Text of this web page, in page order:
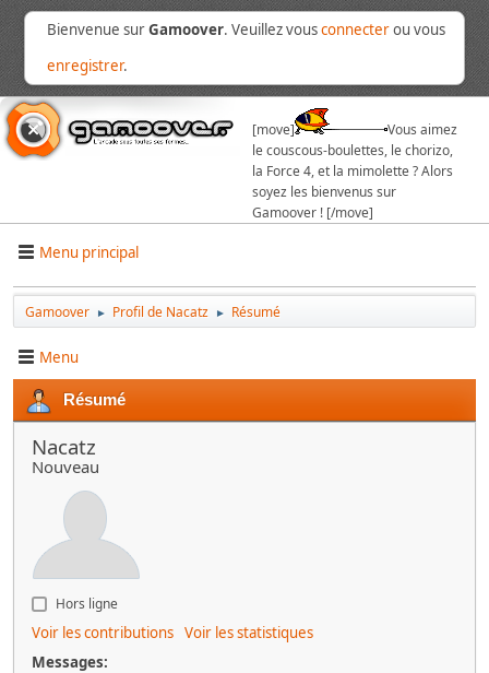
Bienvenue surGamoover. Veuillez vousconnecterou vous
enregistrer.
[move]
Vous aimez
le couscous-boulettes, le chorizo,
la Force 4, et la mimolette ? Alors
soyez les bienvenus sur
Gamoover ! [/move]
Menu principal
Gamoover ► Profil de Nacatz ► Résumé
Menu
Résumé
Nacatz
Nouveau
Hors ligne
Voir les contributions Voir les statistiques
Messages: